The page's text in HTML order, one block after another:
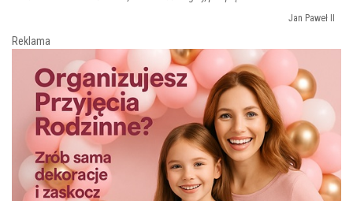
Jan Paweł II
Reklama